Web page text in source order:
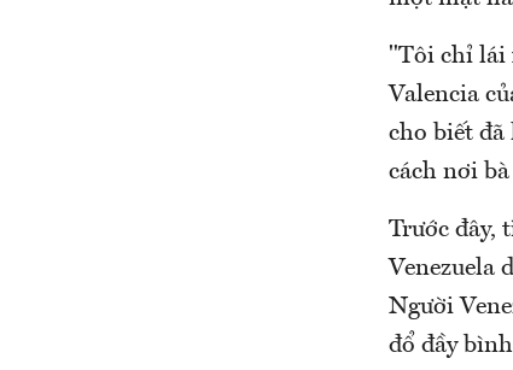
"Tôi chỉ lái
Valencia
cho biết đã
cách nơi
Trước đây,
Venezuela
Người
đổ đầy